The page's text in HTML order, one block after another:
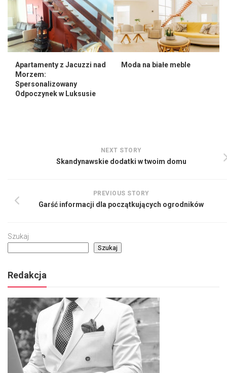
Apartamenty z Jacuzzi nad
Morzem:
Spersonalizowany
Odpoczynek w Luksusie
Moda na białe meble
NEXT STORY
Skandynawskie dodatki w twoim domu
PREVIOUS STORY
Garść informacji dla początkujących ogrodników
Szukaj
Szukaj
Redakcja